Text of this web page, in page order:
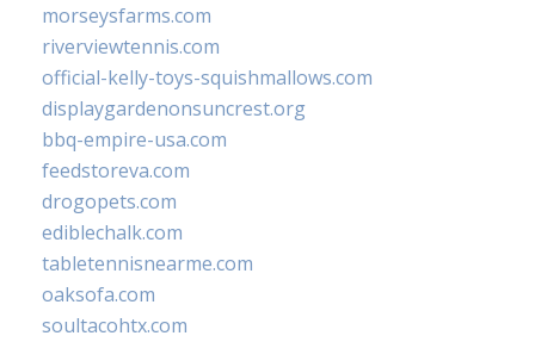
morseysfarms.com
riverviewtennis.com
official-kelly-toys-squishmallows.com
displaygardenonsuncrest.org
bbq-empire-usa.com
feedstoreva.com
drogopets.com
ediblechalk.com
tabletennisnearme.com
oaksofa.com
soultacohtx.com